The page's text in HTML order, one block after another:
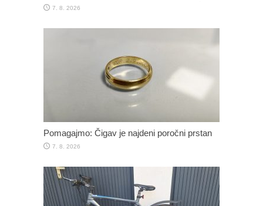
7. 8. 2026
Pomagajmo: Čigav je najdeni poročni prstan
7. 8. 2026